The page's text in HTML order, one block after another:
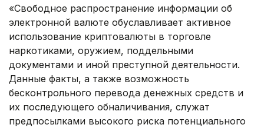
«Свободное распространение информации об
электронной валюте обуславливает активное
использование криптовалюты в торговле
наркотиками, оружием, поддельными
документами и иной преступной деятельности.
Данные факты, а также возможность
бесконтрольного перевода денежных средств и
их последующего обналичивания, служат
предпосылками высокого риска потенциального